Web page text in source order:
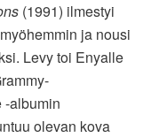
(1991) ilmestyi
myöhemmin ja nousi
Levy toi Enyalle
-albumin
olevan kova